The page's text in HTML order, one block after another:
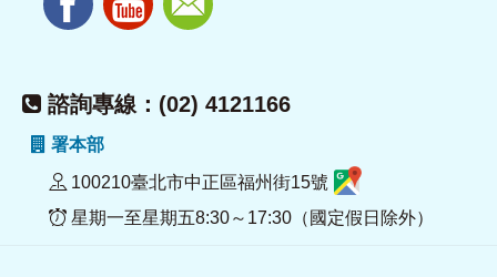
諮詢專線：(02) 4121166
署本部
100210臺北市中正區福州街15號
星期一至星期五8:30～17:30（國定假日除外）